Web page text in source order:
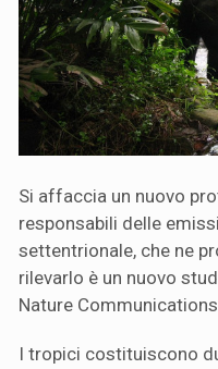
Si affaccia un nuovo
responsabili delle
settentrionale, che ne
rilevarlo è un nuovo
Nature
I tropici costituiscono